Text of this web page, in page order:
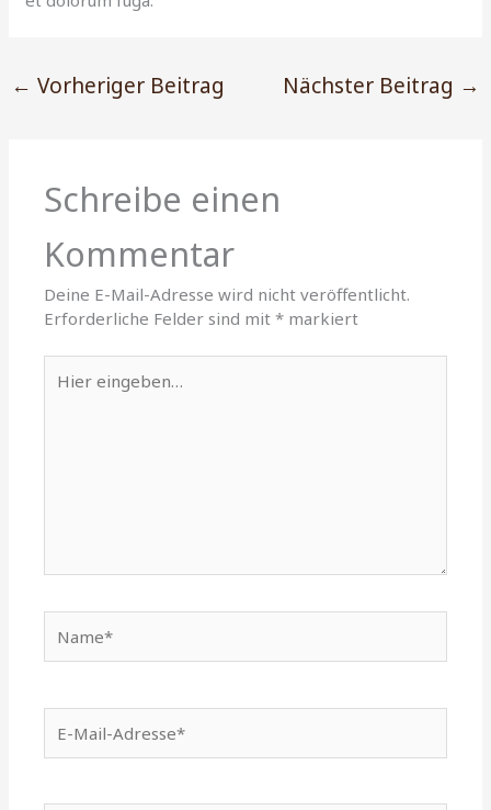
← Vorheriger Beitrag Nächster Beitrag →
Schreibe einen
Kommentar
Deine E-Mail-Adresse wird nicht veröffentlicht.
Erforderliche Felder sind mit* markiert
eingeben…
Mail-